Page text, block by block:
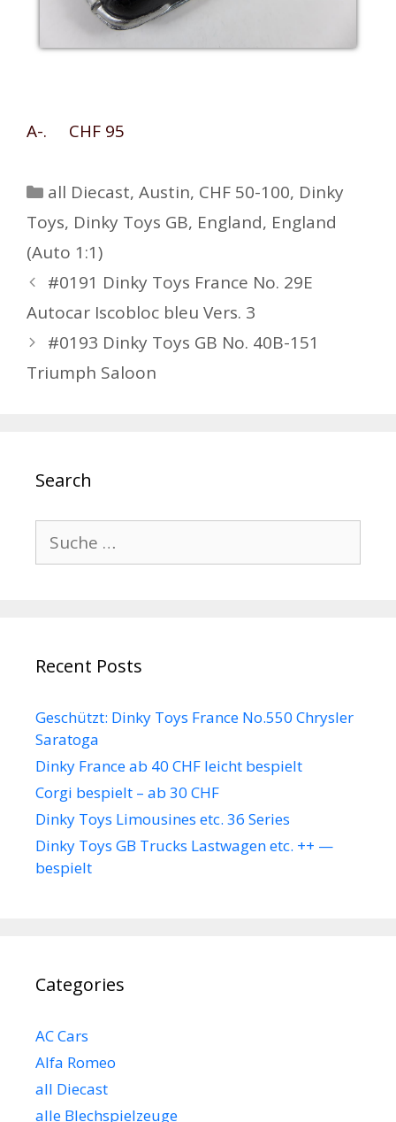
A-. CHF 95
Kategorien
all Diecast,Austin, CHF 50-100, Dinky
Toys, Dinky Toys GB, England, England
(Auto 1:1)
Beitrags-
Navigation
#0191 Dinky Toys France No. 29E
Autocar Iscobloc bleu Vers. 3
#0193 Dinky Toys GB No. 40B-151
Triumph Saloon
Search
nach:
Recent Posts
Geschützt: Dinky Toys France No.550 Chrysler
Saratoga
Dinky France ab 40 CHF leicht bespielt
Corgi bespielt – ab 30 CHF
Dinky Toys Limousines etc. 36 Series
Dinky Toys GB Trucks Lastwagen etc. ++ —
bespielt
Categories
AC Cars
Alfa Romeo
all Diecast
alle Blechspielzeuge